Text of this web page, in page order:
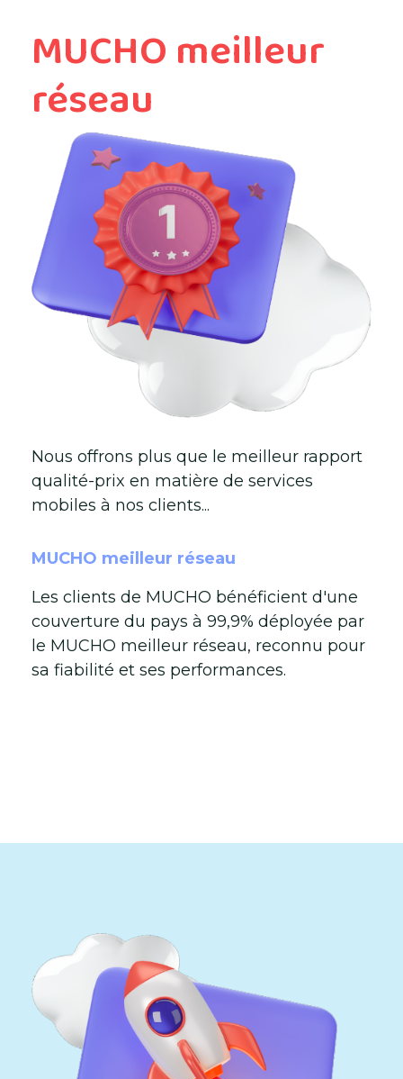
MUCHO meilleur
réseau
Nous offrons plus que le meilleur rapport
qualité-prix en matière de services
mobiles à nos clients...
MUCHO meilleur réseau
Les clients de MUCHO bénéficient d'une
couverture du pays à 99,9% déployée par
le MUCHO meilleur réseau, reconnu pour
sa fiabilité et ses performances.